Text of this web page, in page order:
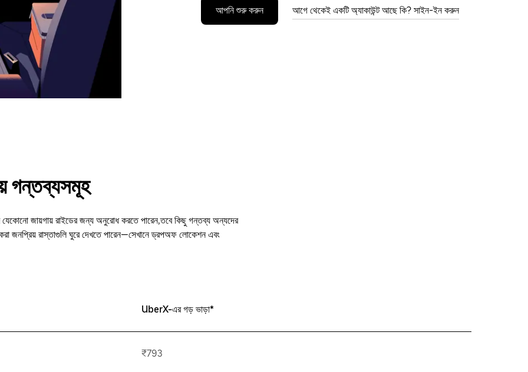
আপনি শুরু করুন আগে থেকেই একটি অ্যাকাউন্ট আছে কি? সাইন-ইন করুন
জায়গায় রাইডের জন্য অনুরোধ করতে পারেন,তবে কিছু গন্তব্য অন্যদের
জনপ্রিয় রাস্তাগুলি ঘুরে দেখতে পারেন—সেখানে ড্রপঅফ লোকেশন এবং
UberX-এর গড় ভাড়া*
₹793